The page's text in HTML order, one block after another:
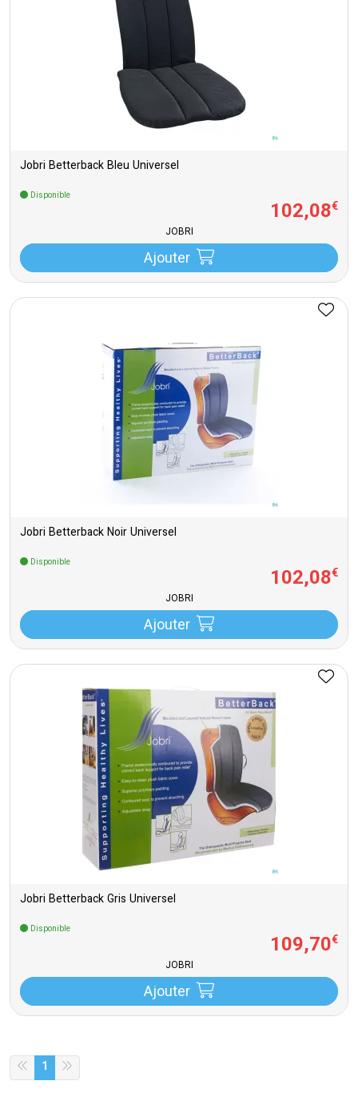
Jobri Betterback Bleu Universel
Disponible
102,08€
JOBRI
Ajouter
Jobri Betterback Noir Universel
Disponible
102,08€
JOBRI
Ajouter
Jobri Betterback Gris Universel
Disponible
109,70€
JOBRI
Ajouter
1